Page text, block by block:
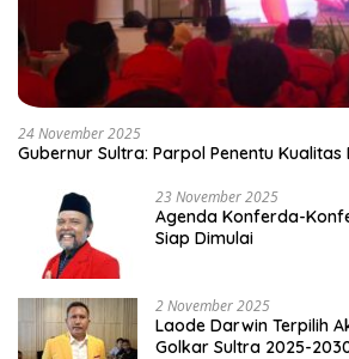
24 November 2025
Gubernur Sultra: Parpol Penentu
23 November 2025
Agenda Konferda-
Siap Dimulai
2 November 2025
Laode Darwin Terpilih
Golkar Sultra 2025-